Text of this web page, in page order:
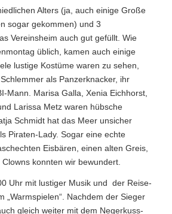
Alters (ja, auch einige Große
sogar gekommen) und 3
Vereinsheim auch gut gefüllt. Wie
üblich, kamen auch einige
lustige Kostüme waren zu sehen,
als Panzerknacker, ihr
Mann. Marisa Galla, Xenia Eichhorst,
Larissa Metz waren hübsche
Schmidt hat das Meer unsicher
Piraten-Lady. Sogar eine echte
Eisbären, einen alten Greis,
konnten wir bewundert.
Uhr mit lustiger Musik und der Reise-
„Warmspielen“. Nachdem der Sieger
gleich weiter mit dem Negerkuss-